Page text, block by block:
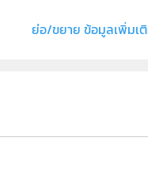
ตร์ภาคบังคับ
ย่อ/ขยาย ข้อมูลเพิ่มเ